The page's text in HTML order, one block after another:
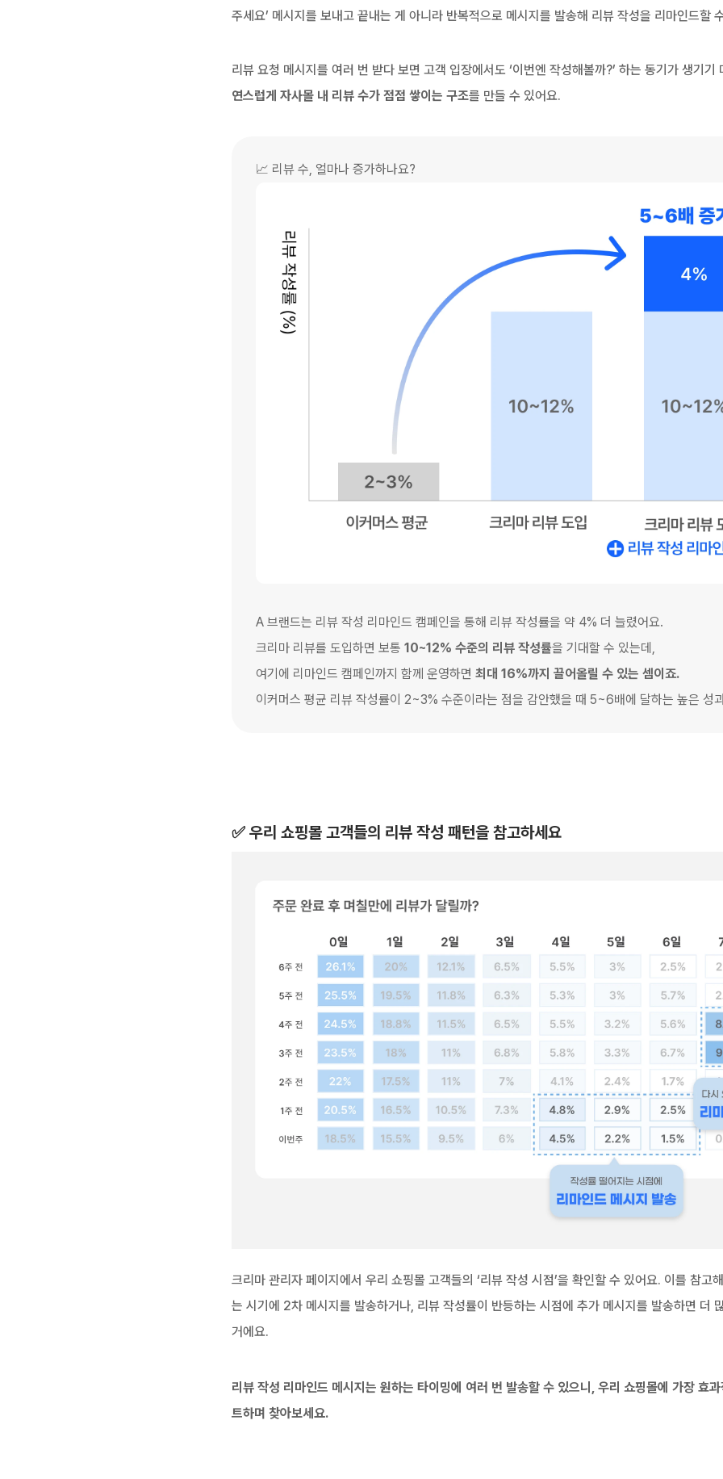
주세요’ 메시지를 보내고 끝내는 게 아니라 반복적으로 메시지를 발송해 리뷰 작성을 리마인드할
리뷰 요청 메시지를 여러 번 받다 보면 고객 입장에서도 ‘이번엔 작성해볼까?’ 하는 동기가 생기
연스럽게 자사몰 내 리뷰 수가 점점 쌓이는 구조를 만들 수 있어요.
📈 리뷰 수, 얼마나 증가하나요?
A 브랜드는 리뷰 작성 리마인드 캠페인을 통해 리뷰 작성률을 약 4% 더 늘렸어요.
크리마 리뷰를 도입하면 보통 10~12% 수준의 리뷰 작성률을 기대할 수 있는데,
여기에 리마인드 캠페인까지 함께 운영하면 최대 16%까지 끌어올릴 수 있는 셈이죠.
이커머스 평균 리뷰 작성률이 2~3% 수준이라는 점을 감안했을 때 5~6배에 달하는 높은 성
✅ 우리 쇼핑몰 고객들의 리뷰 작성 패턴을 참고하세요
크리마 관리자 페이지에서 우리 쇼핑몰 고객들의 ‘리뷰 작성 시점’을 확인할 수 있어요. 이를 참고
는 시기에 2차 메시지를 발송하거나, 리뷰 작성률이 반등하는 시점에 추가 메시지를 발송하면 더
거에요.
리뷰 작성 리마인드 메시지는 원하는 타이밍에 여러 번 발송할 수 있으니, 우리 쇼핑몰에 가장 효
트하며 찾아보세요.